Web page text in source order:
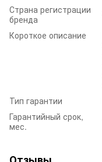
Страна регистрации
бренда
Короткое описание
Тип гарантии
Гарантийный срок,
мес.